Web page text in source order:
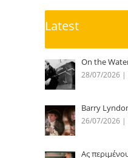
Latest
On the
28/07/2026 |
Barry
26/07/2026 |
Ας